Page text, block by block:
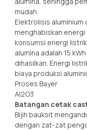
mudah.
Elektrolisis
menghabiskan energi
konsumsi energi
alumina adalah 15
dihasilkan. Energi
biaya produksi
Proses Bayer
Al2O3
Batangan cetak
Bijih bauksit
dengan zat-zat